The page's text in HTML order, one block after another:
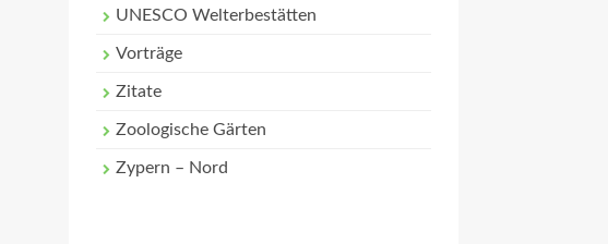
UNESCO Welterbestätten
Vorträge
Zitate
Zoologische Gärten
Zypern – Nord